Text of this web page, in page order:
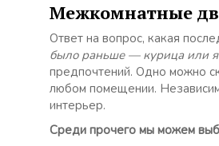
Межкомнатные
Ответ на вопрос, какая
было раньше — курица или
предпочтений. Одно можно
любом помещении.
интерьер.
Среди прочего мы можем